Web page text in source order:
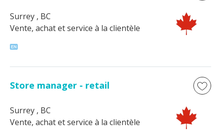
Surrey , BC
Vente, achat et service à la clientèle
Store manager - retail
Surrey , BC
Vente, achat et service à la clientèle